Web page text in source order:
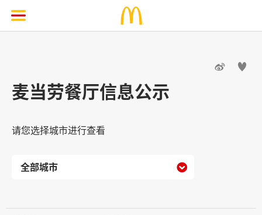
 
麦当劳餐厅信息公示
请您选择城市进行查看
